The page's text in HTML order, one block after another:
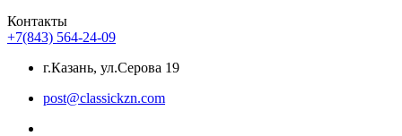
Контакты
+7(843) 564-24-09
г.Казань, ул.Серова 19
post@classickzn.com